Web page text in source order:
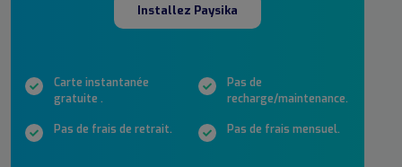
Installez Paysika
Carte instantanée
gratuite .
Pas de
recharge/maintenance.
Pas de frais de retrait. Pas de frais mensuel.